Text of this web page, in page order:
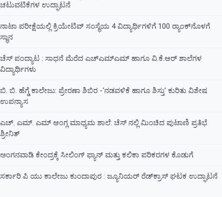
ಚಟುವಟಿಕೆಗಳ ಉದ್ಘಾಟನೆ
ನಾಟಾ ಪರೀಕ್ಷೆಯಲ್ಲಿ ಕ್ರಿಯೇಟಿವ್ ಸಂಸ್ಥೆಯ 4 ವಿದ್ಯಾರ್ಥಿಗಳಿಗೆ 100 ರ‍್ಯಾಂಕ್‌ನೊಳಗೆ
ಸ್ಥಾನ
ಚೆಸ್ ಪಂದ್ಯಾಟ : ಸಾಧನೆ ಮೆರೆದ ಎಚ್ಎಮ್ಎಮ್ ಹಾಗೂ ವಿ.ಕೆ.ಆರ್ ಶಾಲೆಗಳ
ವಿದ್ಯಾರ್ಥಿಗಳು
ಬಿ. ಬಿ. ಹೆಗ್ಡೆ ಕಾಲೇಜು: ಪ್ರೇರಣಾ ಶಿಬಿರ -‘ನಡವಳಿಕೆ ಹಾಗೂ ಶಿಸ್ತು’ ಕುರಿತು ವಿಶೇಷ
ಉಪನ್ಯಾಸ
ಎಚ್. ಎಮ್. ಎಮ್ ಆಂಗ್ಲ ಮಾಧ್ಯಮ ಶಾಲೆ: ಚೆಸ್ ನಲ್ಲಿ ಮಿಂಚಿದ ಪುಟಾಣಿ ಪ್ರತಿಭೆ
ಶ್ರೀನಿತ್
ಅಂಗನವಾಡಿ ಕೇಂದ್ರಕ್ಕೆ ಸೀಲಿಂಗ್ ಫ್ಯಾನ್ ಮತ್ತು ಕಲಿಕಾ ಪರಿಕರಗಳ ಕೊಡುಗೆ
ಸರ್ಕಾರಿ ಪಿ ಯು ಕಾಲೇಜು ಕುಂದಾಪುರ : ಜ್ಯೂನಿಯರ್‌ ರೆಡ್‌ಕ್ರಾಸ್‌ ಘಟಕ ಉದ್ಘಾಟನೆ